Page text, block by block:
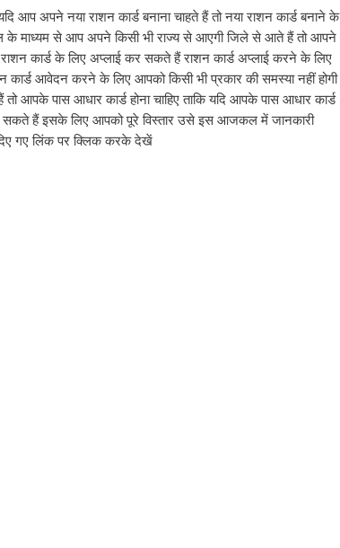
आप अपने नया राशन कार्ड बनाना चाहते हैं तो नया राशन कार्ड बनाने के
के माध्यम से आप अपने किसी भी राज्य से आएगी जिले से आते हैं तो आपने
कार्ड के लिए अप्लाई कर सकते हैं राशन कार्ड अप्लाई करने के लिए
कार्ड आवेदन करने के लिए आपको किसी भी प्रकार की समस्या नहीं होगी
आपके पास आधार कार्ड होना चाहिए ताकि यदि आपके पास आधार कार्ड
सकते हैं इसके लिए आपको पूरे विस्तार उसे इस आजकल में जानकारी
गए लिंक पर क्लिक करके देखें